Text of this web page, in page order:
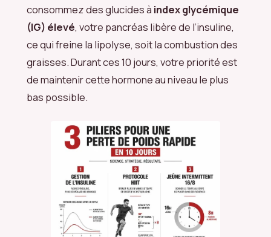
consommez des glucides à index glycémique
(IG) élevé, votre pancréas libère de l’insuline,
ce qui freine la lipolyse, soit la combustion des
graisses. Durant ces 10 jours, votre priorité est
de maintenir cette hormone au niveau le plus
bas possible.